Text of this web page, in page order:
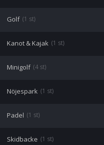
Golf (1 st)
Kanot & Kajak (1 st)
Minigolf (4 st)
Nöjespark (1 st)
Padel (1 st)
Skidbacke (1 st)